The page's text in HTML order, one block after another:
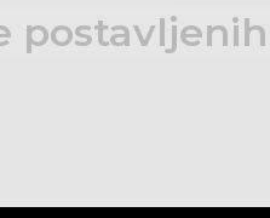
postavljenih